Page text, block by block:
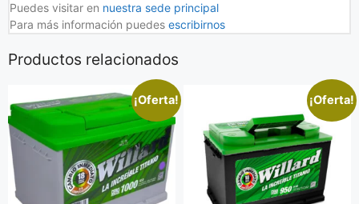
Puedes visitar en nuestra sede principal
Para más información puedes escribirnos
Productos relacionados
¡Oferta! ¡Oferta!